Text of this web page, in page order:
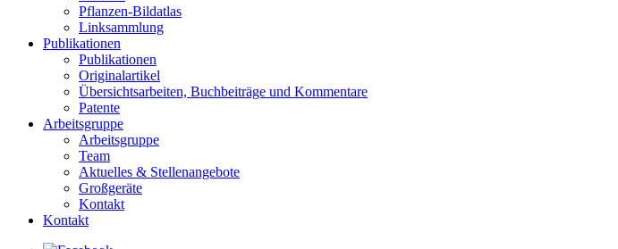
Pflanzen-Bildatlas
Linksammlung
Publikationen
Publikationen
Originalartikel
Übersichtsarbeiten, Buchbeiträge und Kommentare
Patente
Arbeitsgruppe
Arbeitsgruppe
Team
Aktuelles & Stellenangebote
Großgeräte
Kontakt
Kontakt